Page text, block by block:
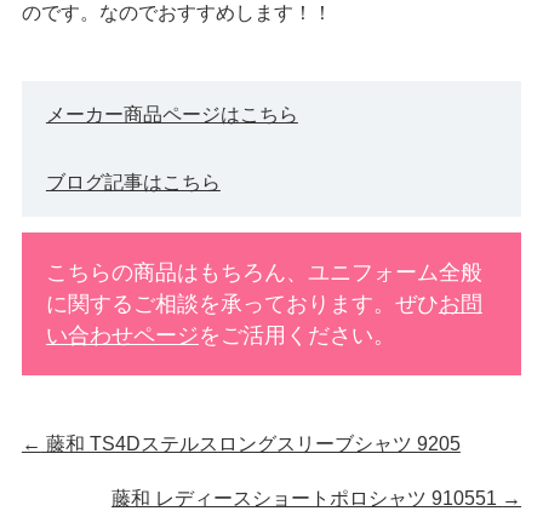
のです。なのでおすすめします！！
メーカー商品ページはこちら
ブログ記事はこちら
こちらの商品はもちろん、ユニフォーム全般
に関するご相談を承っております。ぜひお問
い合わせページをご活用ください。
← 藤和 TS4Dステルスロングスリーブシャツ 9205
藤和 レディースショートポロシャツ 910551 →